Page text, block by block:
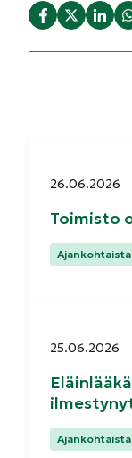
Julkaistu:
26.06.2026
Toimisto
Kategoriat:
Ajankohtaista
Julkaistu:
25.06.2026
Kategoriat:
Ajankohtaista